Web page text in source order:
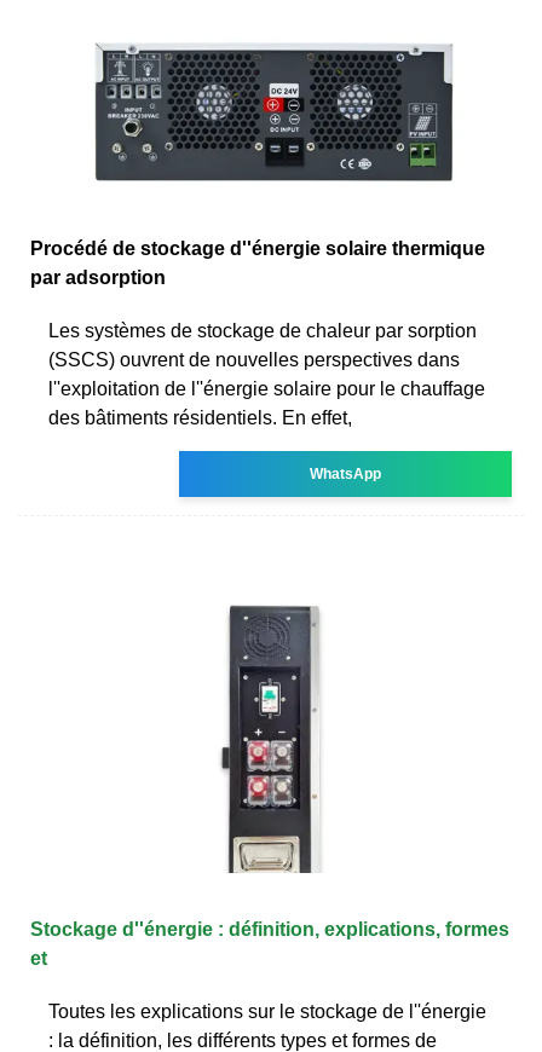
Procédé de stockage d''énergie solaire thermique
par adsorption
Les systèmes de stockage de chaleur par sorption
(SSCS) ouvrent de nouvelles perspectives dans
l''exploitation de l''énergie solaire pour le chauffage
des bâtiments résidentiels. En effet,
WhatsApp
Stockage d''énergie : définition, explications, formes
et
Toutes les explications sur le stockage de l''énergie
: la définition, les différents types et formes de